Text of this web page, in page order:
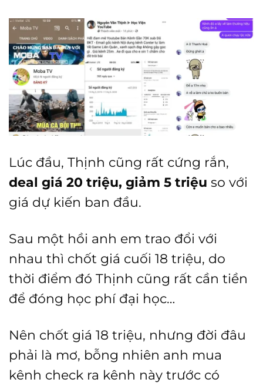
Lúc đầu, Thịnh cũng rất cứng rắn,
deal giá 20 triệu, giảm 5 triệu so với
giá dự kiến ban đầu.
Sau một hồi anh em trao đổi với
nhau thì chốt giá cuối 18 triệu, do
thời điểm đó Thịnh cũng rất cần tiền
để đóng học phí đại học…
Nên chốt giá 18 triệu, nhưng đời đâu
phải là mơ, bỗng nhiên anh mua
kênh check ra kênh này trước có